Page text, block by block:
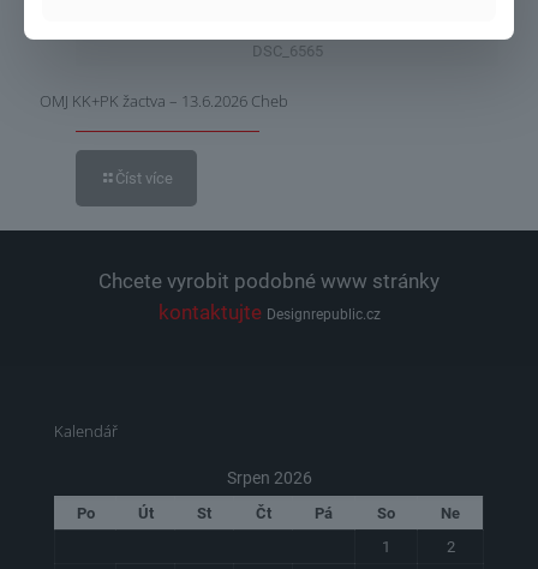
DSC_6565
OMJ KK+PK žactva – 13.6.2026 Cheb
Číst více
Chcete vyrobit podobné www stránky
kontaktujte Designrepublic.cz
Kalendář
Srpen 2026
Po Út St Čt Pá So
Ne
1
2